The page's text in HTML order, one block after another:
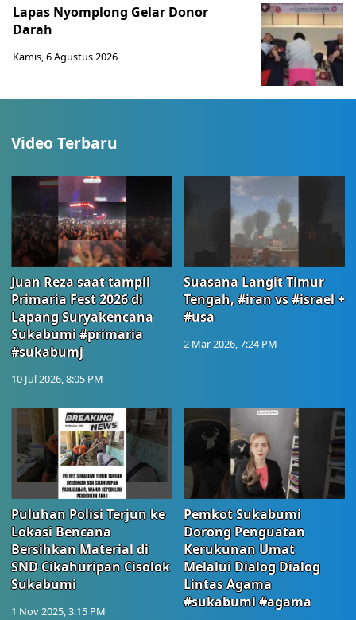
Lapas Nyomplong Gelar Donor
Darah
Kamis, 6 Agustus 2026
Video Terbaru
Juan Reza saat tampil
Primaria Fest 2026 di
Lapang Suryakencana
Sukabumi #primaria
#sukabumj
10 Jul 2026, 8:05 PM
Suasana Langit Timur
Tengah, #iran vs #israel +
#usa
2 Mar 2026, 7:24 PM
Puluhan Polisi Terjun ke
Lokasi Bencana
Bersihkan Material di
SND Cikahuripan Cisolok
Sukabumi
1 Nov 2025, 3:15 PM
Pemkot Sukabumi
Dorong Penguatan
Kerukunan Umat
Melalui Dialog Dialog
Lintas Agama
#sukabumi #agama